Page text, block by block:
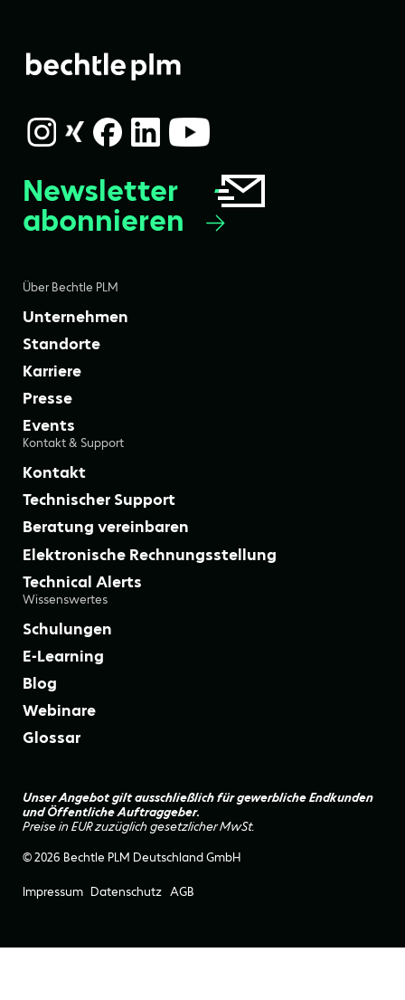
Über Bechtle PLM
Unternehmen
Standorte
Karriere
Presse
Events
Kontakt & Support
Kontakt
Technischer Support
Beratung vereinbaren
Elektronische Rechnungsstellung
Technical Alerts
Wissenswertes
Schulungen
E-Learning
Blog
Webinare
Glossar
Newsletter
abonnieren
Unser Angebot gilt ausschließlich für gewerbliche Endkunden
und Öffentliche Auftraggeber.
Preise in EUR zuzüglich gesetzlicher MwSt.
© 2026 Bechtle PLM Deutschland GmbH
Impressum Datenschutz AGB